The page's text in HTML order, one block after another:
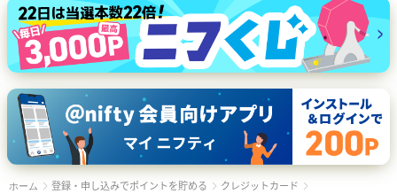
ホーム 登録・申し込みでポイントを貯める
クレジットカード